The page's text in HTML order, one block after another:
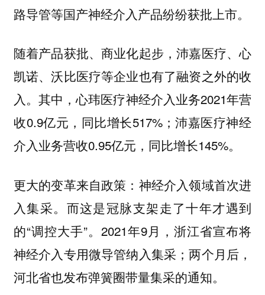
路导管等国产神经介入产品纷纷获批上市。
随着产品获批、商业化起步，沛嘉医疗、心
凯诺、沃比医疗等企业也有了融资之外的收
入。其中，心玮医疗神经介入业务2021年营
收0.9亿元，同比增长517%；沛嘉医疗神经
介入业务营收0.95亿元，同比增长145%。
更大的变革来自政策：神经介入领域首次进
入集采。而这是冠脉支架走了十年才遇到
的“调控大手”。2021年9月，浙江省宣布将
神经介入专用微导管纳入集采；两个月后，
河北省也发布弹簧圈带量集采的通知。